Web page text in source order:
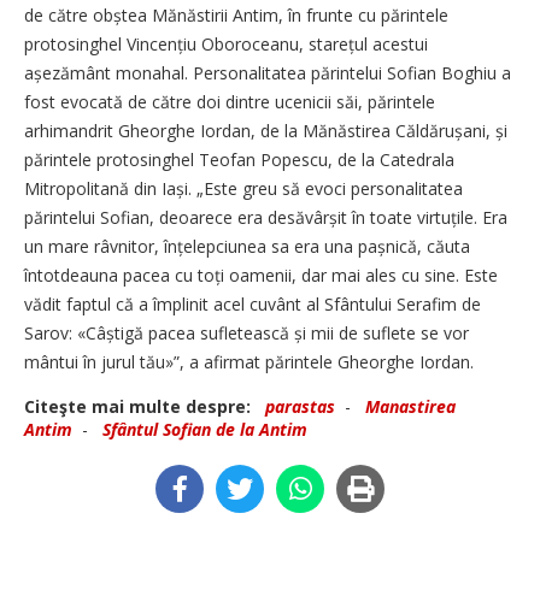
de către obștea Mănăstirii Antim, în frunte cu părintele
protosinghel Vincențiu Oboroceanu, starețul acestui
așezământ monahal. Personalitatea părintelui Sofian Boghiu a
fost evocată de către doi dintre ucenicii săi, părintele
arhimandrit Gheorghe Iordan, de la Mănăstirea Căldărușani, și
părintele protosinghel Teofan Popescu, de la Catedrala
Mitropolitană din Iași. „Este greu să evoci personalitatea
părintelui Sofian, deoarece era desăvârșit în toate virtuțile. Era
un mare râvnitor, înțelepciunea sa era una pașnică, căuta
întotdeauna pacea cu toți oamenii, dar mai ales cu sine. Este
vădit faptul că a împlinit acel cuvânt al Sfântului Serafim de
Sarov: «Câștigă pacea sufletească și mii de suflete se vor
mântui în jurul tău»”, a afirmat părintele Gheorghe Iordan.
Citeşte mai multe despre:
parastas - Manastirea
Antim - Sfântul Sofian de la Antim